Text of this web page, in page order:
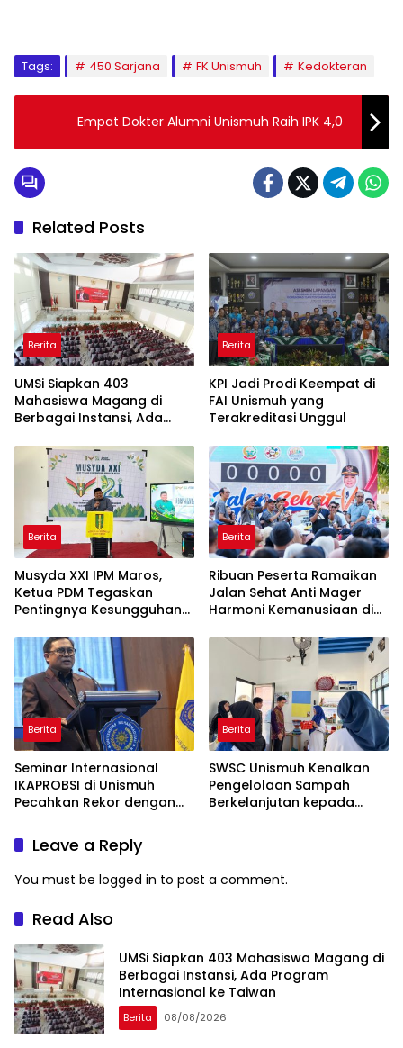
Tags: 450 Sarjana FK Unismuh Kedokteran
Empat Dokter Alumni Unismuh Raih IPK 4,0
Related Posts
Berita
UMSi Siapkan 403
Mahasiswa Magang di
Berbagai Instansi, Ada
Taiwan
Berita
KPI Jadi Prodi Keempat di
FAI Unismuh yang
Terakreditasi Unggul
Berita
Musyda XXI IPM Maros,
Ketua PDM Tegaskan
Pentingnya Kesungguhan
Berita
Ribuan Peserta Ramaikan
Jalan Sehat Anti Mager
Harmoni Kemanusiaan di
Berita
Seminar Internasional
IKAPROBSI di Unismuh
Pecahkan Rekor dengan
Berita
SWSC Unismuh Kenalkan
Pengelolaan Sampah
Berkelanjutan kepada
Leave a Reply
You must be logged in to post a comment.
Read Also
UMSi Siapkan 403 Mahasiswa Magang di
Berbagai Instansi, Ada Program
Internasional ke Taiwan
Berita 08/08/2026